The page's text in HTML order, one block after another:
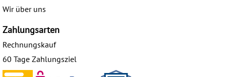
Wir über uns
Zahlungsarten
Rechnungskauf
60 Tage Zahlungsziel